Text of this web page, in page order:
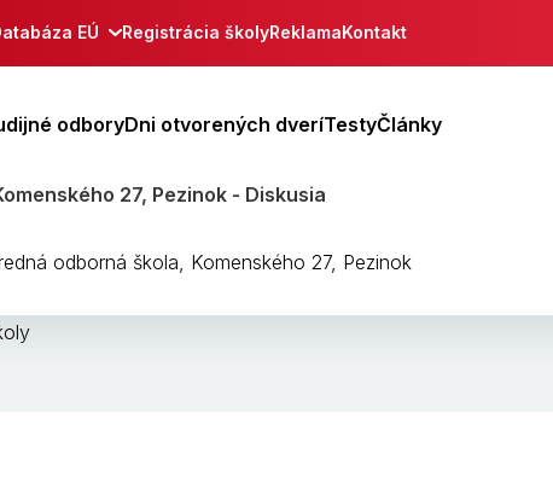
EÚ Registrácia školyReklamaKontakt
odboryDni otvorených dveríTestyČlánky
27, Pezinok - Diskusia
odborná škola, Komenského 27, Pezinok